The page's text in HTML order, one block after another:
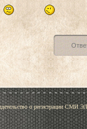
о регистрации СМИ